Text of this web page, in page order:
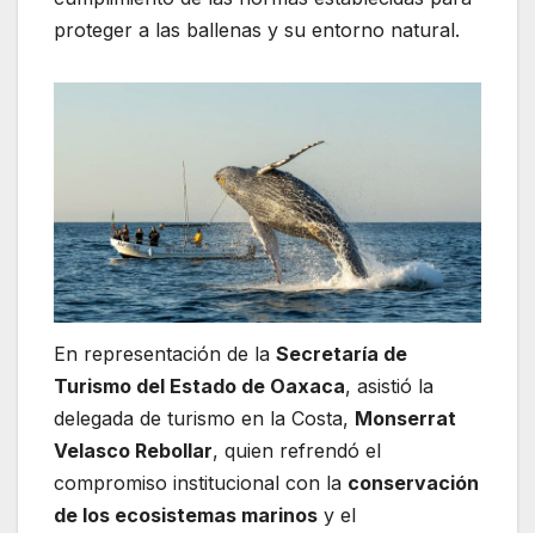
proteger a las ballenas y su entorno natural.
En representación de la Secretaría de
Turismo del Estado de Oaxaca, asistió la
delegada de turismo en la Costa, Monserrat
Velasco Rebollar, quien refrendó el
compromiso institucional con la conservación
de los ecosistemas marinos y el